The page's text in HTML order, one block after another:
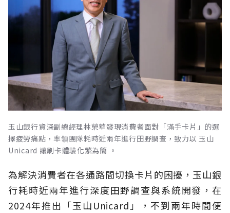
玉山銀行資深副總經理林榮華發現消費者面對「滿手卡片」的選
擇疲勞痛點，率領團隊耗時近兩年進行田野調查，致力以 玉山
Unicard 讓刷卡體驗化繁為簡 。
為解決消費者在各通路間切換卡片的困擾，玉山銀
行耗時近兩年進行深度田野調查與系統開發，在
2024年推出「玉山Unicard」，不到兩年時間便